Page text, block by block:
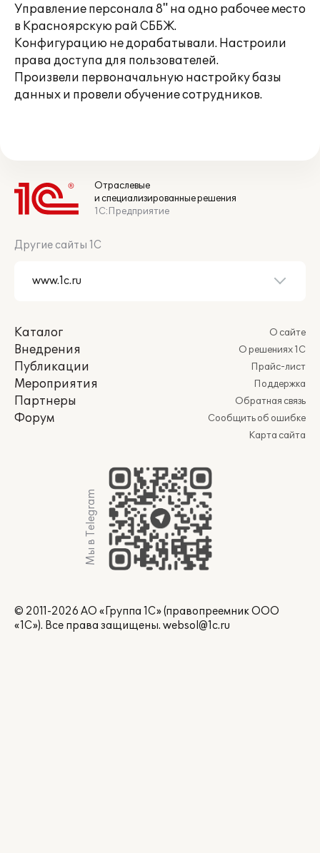
Управление персонала 8" на одно рабочее место
в Красноярскую рай СББЖ.
Конфигурацию не дорабатывали. Настроили
права доступа для пользователей.
Произвели первоначальную настройку базы
данных и провели обучение сотрудников.
Отраслевые
и специализированные решения
1С:Предприятие
Другие сайты 1С
Каталог
Внедрения
Публикации
Мероприятия
Партнеры
Форум
О сайте
О решениях 1С
Прайс-лист
Поддержка
Обратная связь
Сообщить об ошибке
Карта сайта
Мы в Telegram
© 2011-2026 АО «Группа 1С» (правопреемник ООО
«1С»). Все права защищены. websol@1c.ru